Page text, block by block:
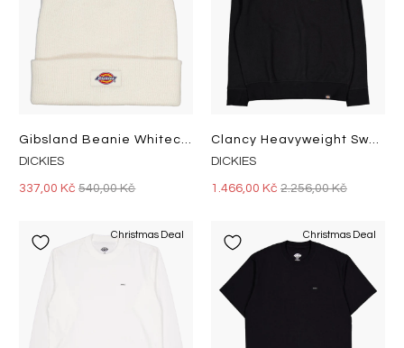
Gibsland Beanie Whitecap Gray
DICKIES
337,00 Kč540,00 Kč
Clancy Heavyweight Sweatshirt Black
DICKIES
1.466,00 Kč 2.256,00 Kč
Christmas Deal Christmas Deal